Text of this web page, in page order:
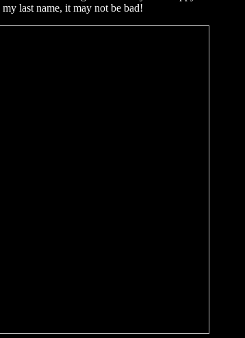
last name, it may not be bad!